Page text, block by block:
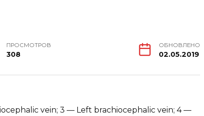
ПРОСМОТРОВ
308
ОБНОВЛЕНО
02.05.2019
vein; 3 — Left brachiocephalic vein; 4 —